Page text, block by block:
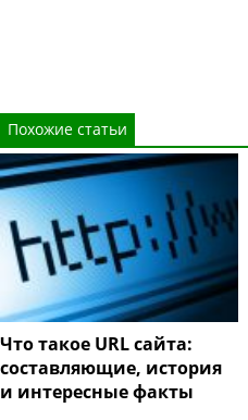
Похожие статьи
Что такое URL сайта:
составляющие, история
и интересные факты